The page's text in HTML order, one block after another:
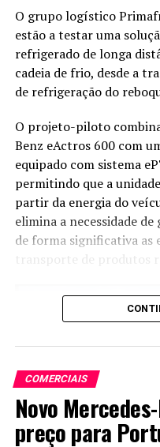
O grupo logístico
estão a testar uma
refrigerado de longa
cadeia de frio, desde a
de refrigeração do
O projeto-piloto
Benz eActros 600 com
equipado com sistema
permitindo que a
partir da energia do
elimina a necessidade
de forma significativa as
transporte de produtos
COMERCIAIS
Novo
preço para